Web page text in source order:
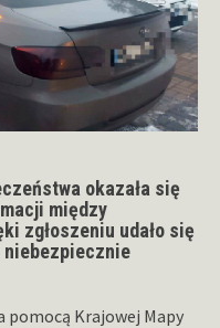
okazała się
między
zgłoszeniu udało się
niebezpiecznie
pomocą Krajowej Mapy